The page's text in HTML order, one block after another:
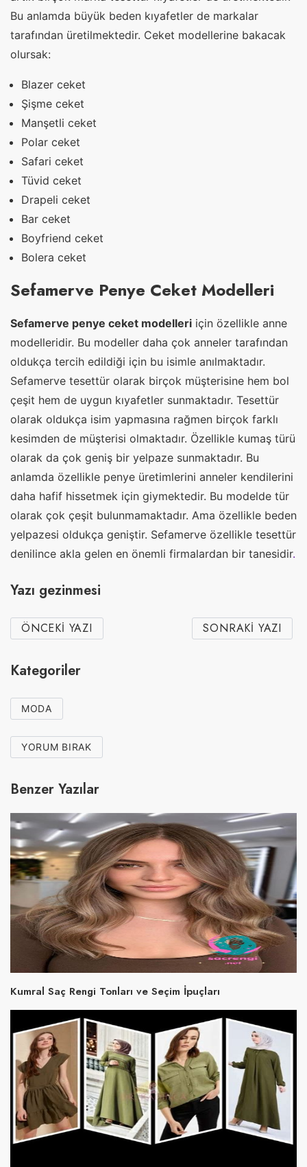
Bu anlamda büyük beden kıyafetler de markalar
tarafından üretilmektedir. Ceket modellerine bakacak
olursak:
Blazer ceket
Şişme ceket
Manşetli ceket
Polar ceket
Safari ceket
Tüvid ceket
Drapeli ceket
Bar ceket
Boyfriend ceket
Bolera ceket
Sefamerve Penye Ceket Modelleri
Sefamerve penye ceket modelleri için özellikle anne
modelleridir. Bu modeller daha çok anneler tarafından
oldukça tercih edildiği için bu isimle anılmaktadır.
Sefamerve tesettür olarak birçok müşterisine hem bol
çeşit hem de uygun kıyafetler sunmaktadır. Tesettür
olarak oldukça isim yapmasına rağmen birçok farklı
kesimden de müşterisi olmaktadır. Özellikle kumaş türü
olarak da çok geniş bir yelpaze sunmaktadır. Bu
anlamda özellikle penye üretimlerini anneler kendilerini
daha hafif hissetmek için giymektedir. Bu modelde tür
olarak çok çeşit bulunmamaktadır. Ama özellikle beden
yelpazesi oldukça geniştir. Sefamerve özellikle tesettür
denilince akla gelen en önemli firmalardan bir tanesidir.
Yazı gezinmesi
ÖNCEKI YAZI SONRAKI YAZI
Kategoriler
MODA
YORUM BIRAK
Benzer Yazılar
Kumral Saç Rengi Tonları ve Seçim İpuçları